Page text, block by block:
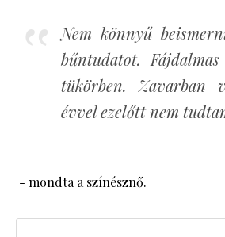
Nem könnyű
bűntudatot.
tükörben. Zavarban
évvel ezelőtt nem
- mondta a színésznő.